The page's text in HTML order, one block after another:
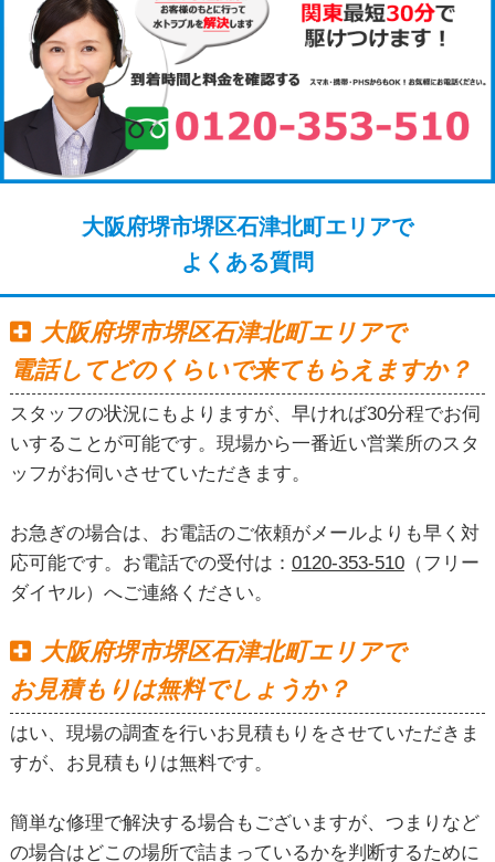
大阪府堺市堺区石津北町エリアで
よくある質問
大阪府堺市堺区石津北町エリアで
電話してどのくらいで来てもらえますか？
スタッフの状況にもよりますが、早ければ30分程でお伺
いすることが可能です。現場から一番近い営業所のスタ
ッフがお伺いさせていただきます。
お急ぎの場合は、お電話のご依頼がメールよりも早く対
応可能です。お電話での受付は： 0120-353-510（フリー
ダイヤル）へご連絡ください。
大阪府堺市堺区石津北町エリアで
お見積もりは無料でしょうか？
はい、現場の調査を行いお見積もりをさせていただきま
すが、お見積もりは無料です。
簡単な修理で解決する場合もございますが、つまりなど
の場合はどこの場所で詰まっているかを判断するために